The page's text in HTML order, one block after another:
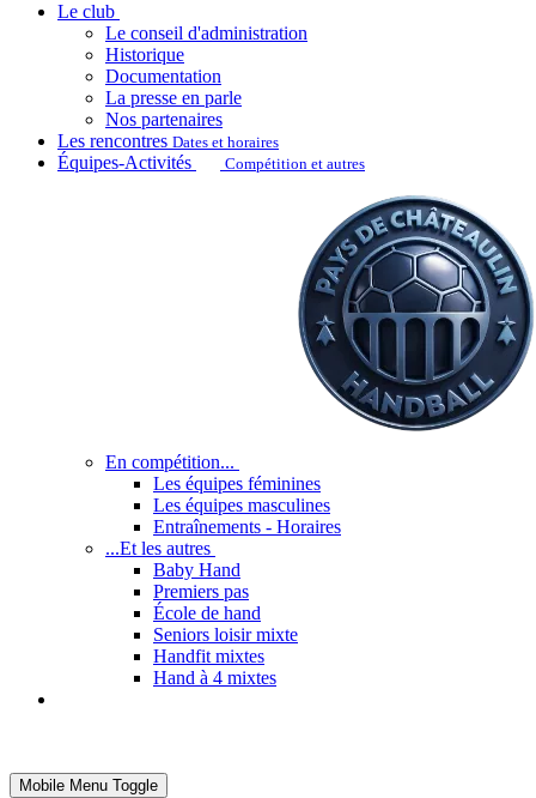
Le club
Le conseil d'administration
Historique
Documentation
La presse en parle
Nos partenaires
Les rencontres Dates et horaires
Équipes-Activités Compétition et autres
En compétition...
Les équipes féminines
Les équipes masculines
Entraînements - Horaires
...Et les autres
Baby Hand
Premiers pas
École de hand
Seniors loisir mixte
Handfit mixtes
Hand à 4 mixtes
Mobile Menu Toggle